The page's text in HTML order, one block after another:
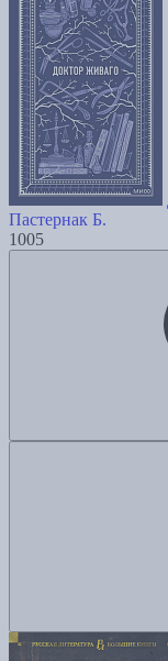
Пастернак Б.
1005